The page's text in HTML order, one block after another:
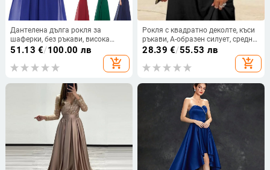
Дантелена дълга рокля за
шаферки, без ръкави, висока
талия, дълга вечерна рокля;
полиестерна дантела
51.13 €/100.00 лв
add_shopping_cart
Рокля с квадратно деколте, къси
ръкави, А-образен силует, средна
дължина
28.39 €/55.53 лв
add_shopping_cart